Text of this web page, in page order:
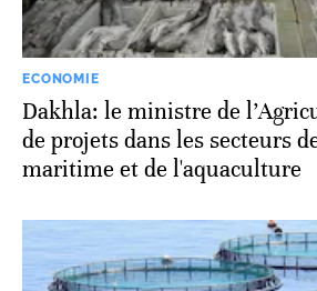
ECONOMIE
Dakhla: le ministre de
de projets dans les secteurs
maritime et de l'aquaculture